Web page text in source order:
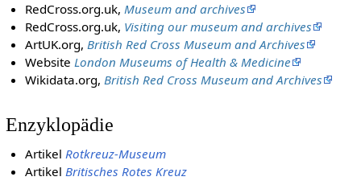
RedCross.org.uk,Museum and archives
RedCross.org.uk, Visiting our museum and archives
ArtUK.org,British Red Cross Museum and Archives
WebsiteLondon Museums of Health & Medicine
Wikidata.org,British Red Cross Museum and Archives
Enzyklopädie
ArtikelRotkreuz-Museum
ArtikelBritisches Rotes Kreuz